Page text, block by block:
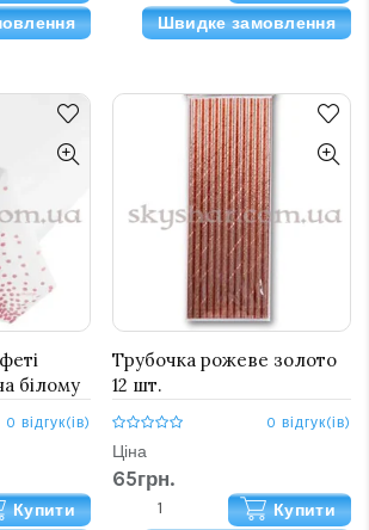
Швидке замовлення
білому
0 відгук(ів)
Купити
Трубочка рожеве золото
12 шт.
0 відгук(ів)
Ціна
65грн.
Купити